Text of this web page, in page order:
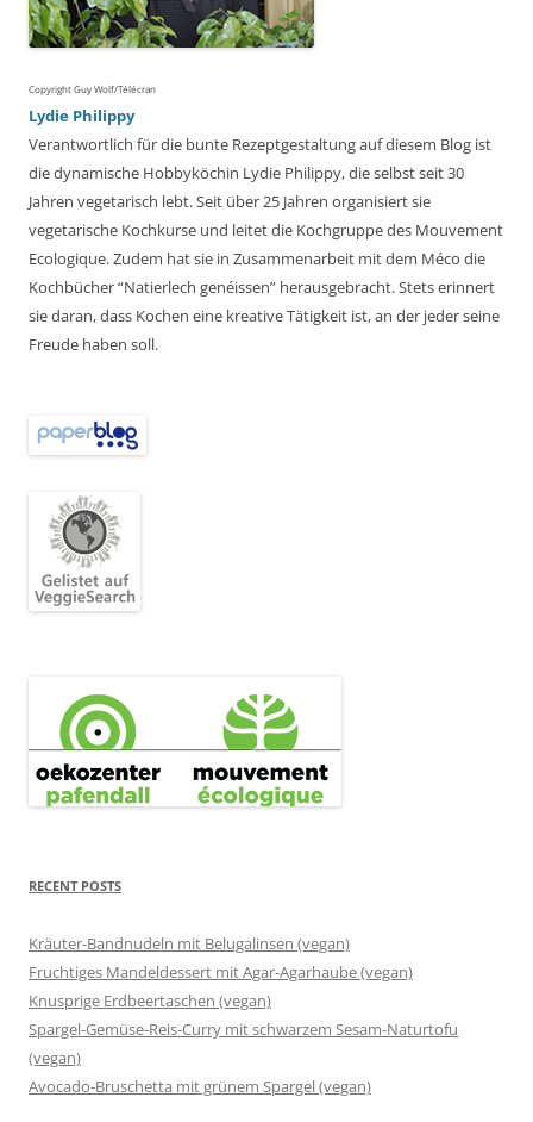
Copyright Guy Wolf/Télécran
Lydie Philippy
Verantwortlich für die bunte Rezeptgestaltung auf diesem Blog ist
die dynamische Hobbyköchin Lydie Philippy, die selbst seit 30
Jahren vegetarisch lebt. Seit über 25 Jahren organisiert sie
vegetarische Kochkurse und leitet die Kochgruppe des Mouvement
Ecologique. Zudem hat sie in Zusammenarbeit mit dem Méco die
Kochbücher “Natierlech genéissen” herausgebracht. Stets erinnert
sie daran, dass Kochen eine kreative Tätigkeit ist, an der jeder seine
Freude haben soll.
RECENT POSTS
Kräuter-Bandnudeln mit Belugalinsen (vegan)
Fruchtiges Mandeldessert mit Agar-Agarhaube (vegan)
Knusprige Erdbeertaschen (vegan)
Spargel-Gemüse-Reis-Curry mit schwarzem Sesam-Naturtofu
(vegan)
Avocado-Bruschetta mit grünem Spargel (vegan)